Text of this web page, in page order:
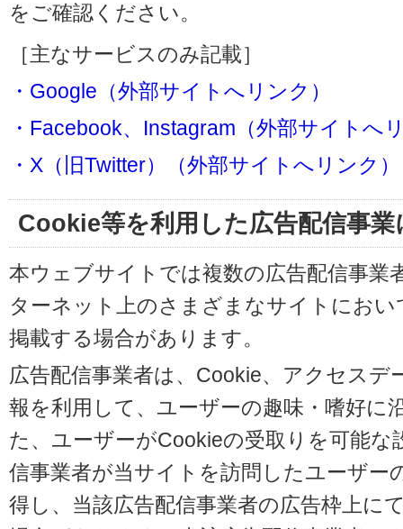
をご確認ください。
［主なサービスのみ記載］
・Google（外部サイトへリンク）
・Facebook、Instagram（外部サイトへ
・X（旧Twitter）（外部サイトへリンク）
Cookie等を利用した広告配信事
本ウェブサイトでは複数の広告配信事業
ターネット上のさまざまなサイトにお
掲載する場合があります。
広告配信事業者は、Cookie、アクセスデ
報を利用して、ユーザーの趣味・嗜好に
た、ユーザーがCookieの受取りを可能
信事業者が当サイトを訪問したユーザー
得し、当該広告配信事業者の広告枠上に